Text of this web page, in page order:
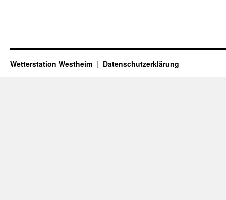
Wetterstation Westheim Datenschutzerklärung